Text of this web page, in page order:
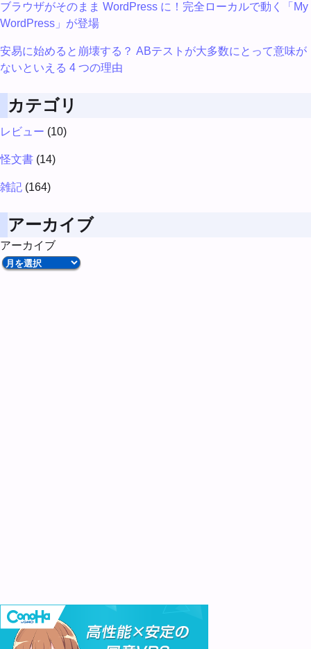
ブラウザがそのまま WordPress に！完全ローカルで動く「My
WordPress」が登場
安易に始めると崩壊する？ ABテストが大多数にとって意味が
ないといえる 4 つの理由
カテゴリ
レビュー (10)
怪文書 (14)
雑記 (164)
アーカイブ
アーカイブ